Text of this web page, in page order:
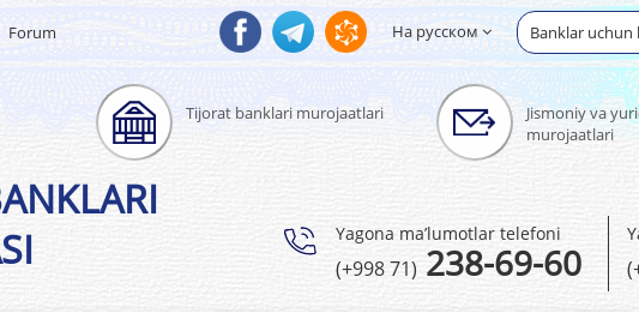
Forum Banklar uchun
На русском
Tijorat banklari murojaatlari
Jismoniy va
murojaatlari
Yagona ma’lumotlar telefoni
(+998 71)238-69-60